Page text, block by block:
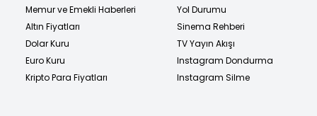
Memur ve Emekli Haberleri
Altın Fiyatları
Dolar Kuru
Euro Kuru
Kripto Para Fiyatları
Yol Durumu
Sinema Rehberi
TV Yayın Akışı
Instagram Dondurma
Instagram Silme